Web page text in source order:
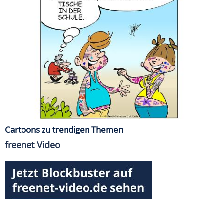
Cartoons zu trendigen Themen
freenet Video